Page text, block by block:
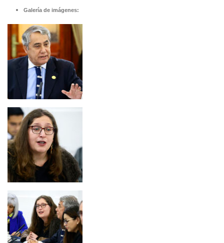
Galería de imágenes: